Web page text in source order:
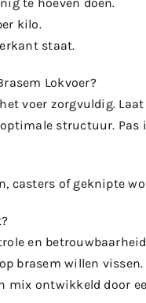
te hoeven doen.
kilo.
staat.
Lokvoer?
voer zorgvuldig.
optimale structuur.
casters of geknipte
en
brasem willen vissen.
mix ontwikkeld door